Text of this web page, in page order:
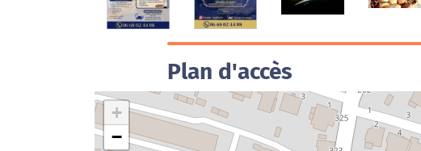
Plan d'accès
+
−